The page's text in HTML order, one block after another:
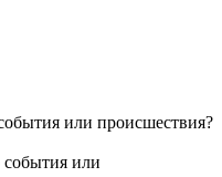
или происшествия?
события или